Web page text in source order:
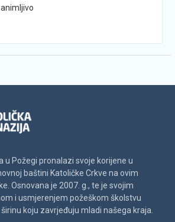
u Požegi pronalazi svoje korijene u
baštini Katoličke Crkve na ovim
Osnovana je 2007. g., te je svojim
i usmjerenjem požeškom školstvu
koju zavrjeđuju mladi našega kraja.